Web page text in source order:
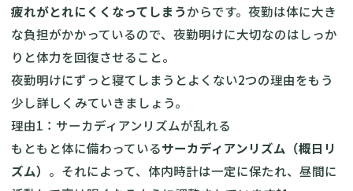
疲れがとれにくくなってしまうからです。夜勤は体に大き
な負担がかかっているので、夜勤明けに大切なのはしっか
りと体力を回復させること。
夜勤明けにずっと寝てしまうとよくない2つの理由をもう
少し詳しくみていきましょう。
理由1：サーカディアンリズムが乱れる
もともと体に備わっているサーカディアンリズム（概日リ
ズム） 。それによって、体内時計は一定に保たれ、昼間に